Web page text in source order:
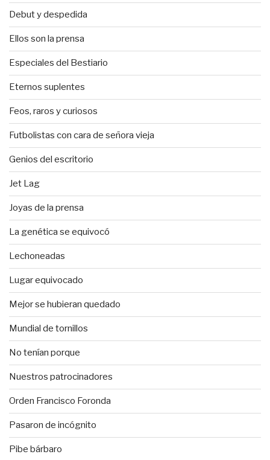
Debut y despedida
Ellos son la prensa
Especiales del Bestiario
Eternos suplentes
Feos, raros y curiosos
Futbolistas con cara de señora vieja
Genios del escritorio
Jet Lag
Joyas de la prensa
La genética se equivocó
Lechoneadas
Lugar equivocado
Mejor se hubieran quedado
Mundial de tornillos
No tenían porque
Nuestros patrocinadores
Orden Francisco Foronda
Pasaron de incógnito
Pibe bárbaro